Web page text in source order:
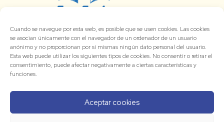
Cuando se navegue por esta web, es posible que se usen cookies. Las cookies
se asocian únicamente con el navegador de un ordenador de un usuario
anónimo y no proporcionan por sí mismas ningún dato personal del usuario.
Esta web puede utilizar los siguientes tipos de cookies. No consentir o retirar el
consentimiento, puede afectar negativamente a ciertas características y
funciones.
Aceptar cookies